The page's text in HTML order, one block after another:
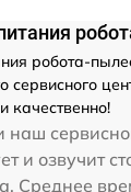
робота-
качественно!
наш
и озвучит
Среднее